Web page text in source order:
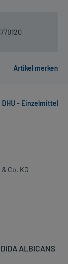
DHU - Einzelmittel
Co. KG
ALBICANS